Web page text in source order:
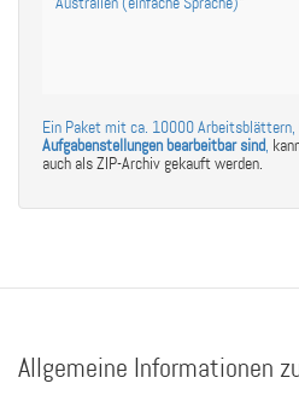
Ein Paket mit ca. 10000 Arbeitsblättern,
Aufgabenstellungen bearbeitbar sind,
auch als ZIP-Archiv gekauft werden.
Allgemeine Informationen